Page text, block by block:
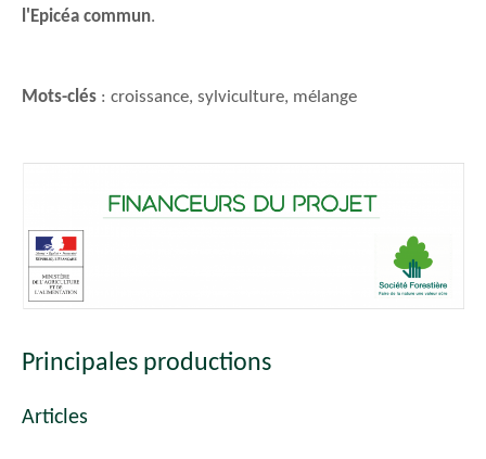
l'Epicéa commun.
Mots-clés : croissance, sylviculture, mélange
Principales productions
Articles